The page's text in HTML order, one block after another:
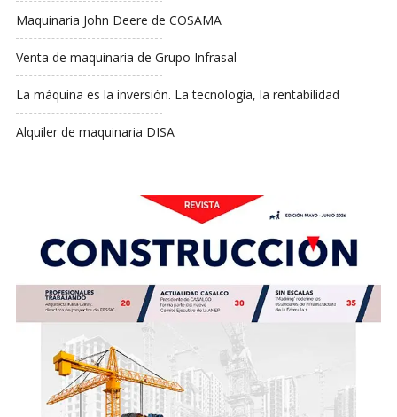
Maquinaria John Deere de COSAMA
Venta de maquinaria de Grupo Infrasal
La máquina es la inversión. La tecnología, la rentabilidad
Alquiler de maquinaria DISA